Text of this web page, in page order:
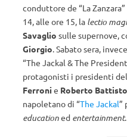
conduttore de “La Zanzara”
14, alle ore 15, la lectio
Savaglio sulle supernove,
Giorgio. Sabato sera,
“The Jackal & The
protagonisti i presidenti
Ferroni e Roberto
napoletano di “The Jackal”
educationed entertainment.